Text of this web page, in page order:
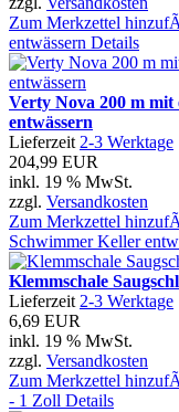
Zum Merkzettel
entwässern Details
Verty Nova 200 m mit
entwässern
Lieferzeit2-3 Werktage
204,99 EUR
inkl. 19 % MwSt.
zzgl. Versandkosten
Zum Merkzettel
Schwimmer Keller
Klemmschale
Lieferzeit2-3 Werktage
6,69 EUR
inkl. 19 % MwSt.
zzgl. Versandkosten
Zum Merkzettel
- 1 Zoll Details